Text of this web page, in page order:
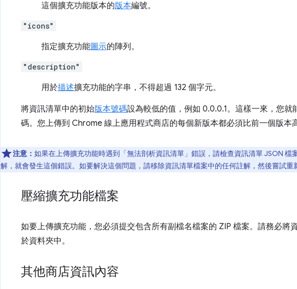
這個擴充功能版本的版本編號。
"icons"
指定擴充功能圖示的陣列。
"description"
用於描述擴充功能的字串，不得超過 132 個字元。
將資訊清單中的初始版本號碼設為較低的值，例如 0.0.0.1。這樣一來，您就
碼。您上傳到 Chrome 線上應用程式商店的每個新版本都必須比前一個版本高
注意： 如果在上傳擴充功能時遇到「無法剖析資訊清單」錯誤，請檢查資訊清單 JSON 檔
解，就會發生這個錯誤。如要解決這個問題，請移除資訊清單檔案中的任何註解，然後嘗試重
壓縮擴充功能檔案
如要上傳擴充功能，您必須提交包含所有副檔名檔案的 ZIP 檔案。請務必將
於資料夾中。
其他商店資訊內容